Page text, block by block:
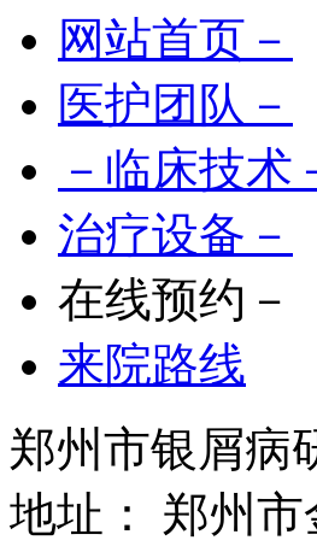
网站首页－
医护团队－
－临床技术
治疗设备－
在线预约－
来院路线
郑州市银屑病
地址： 郑州